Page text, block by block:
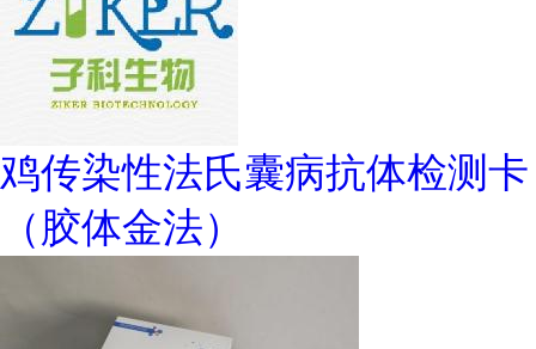
鸡传染性法氏囊病抗体检测卡
（胶体金法）